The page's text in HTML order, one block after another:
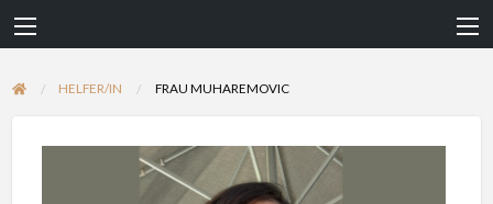
HELFER/IN FRAU MUHAREMOVIC